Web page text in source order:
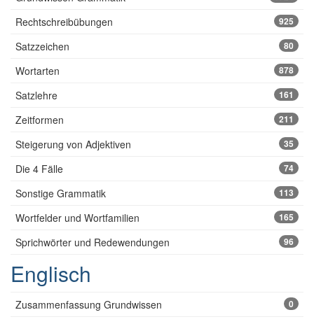
Rechtschreibübungen 925
Satzzeichen 80
Wortarten 878
Satzlehre 161
Zeitformen 211
Steigerung von Adjektiven 35
Die 4 Fälle 74
Sonstige Grammatik 113
Wortfelder und Wortfamilien 165
Sprichwörter und Redewendungen 96
Englisch
Zusammenfassung Grundwissen 0